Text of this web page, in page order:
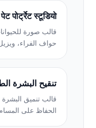
पेट पोर्ट्रेट स्टूडियो
قالب صورة
حواف الفراء،
والحيوانات الأخرى.
تنقيح البشرة
قالب تنميق
الحفاظ على